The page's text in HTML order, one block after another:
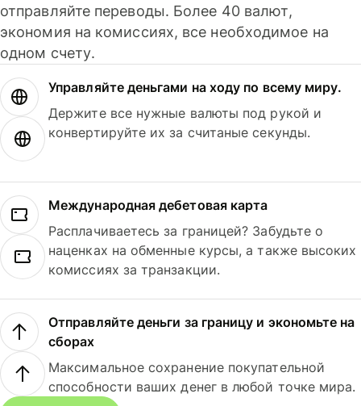
отправляйте переводы. Более 40 валют,
экономия на комиссиях, все необходимое на
одном счету.
Управляйте деньгами на ходу по всему миру.
Держите все нужные валюты под рукой и
конвертируйте их за считаные секунды.
Международная дебетовая карта
Расплачиваетесь за границей? Забудьте о
наценках на обменные курсы, а также высоких
комиссиях за транзакции.
Отправляйте деньги за границу и экономьте на
сборах
Максимальное сохранение покупательной
способности ваших денег в любой точке мира.